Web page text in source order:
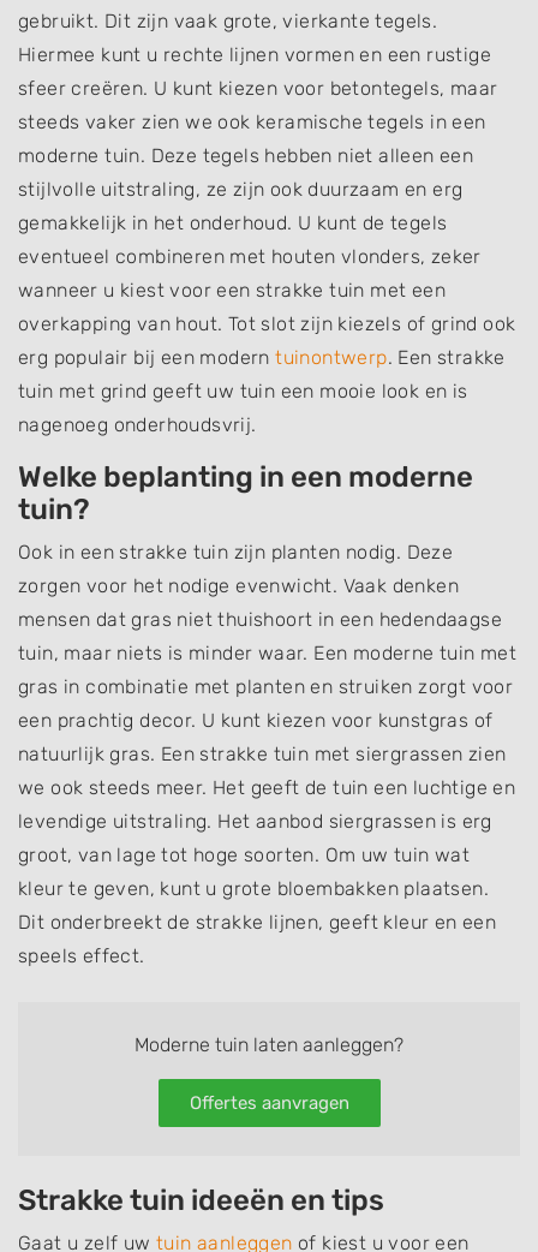
gebruikt. Dit zijn vaak grote, vierkante tegels.
Hiermee kunt u rechte lijnen vormen en een rustige
sfeer creëren. U kunt kiezen voor betontegels, maar
steeds vaker zien we ook keramische tegels in een
moderne tuin. Deze tegels hebben niet alleen een
stijlvolle uitstraling, ze zijn ook duurzaam en erg
gemakkelijk in het onderhoud. U kunt de tegels
eventueel combineren met houten vlonders, zeker
wanneer u kiest voor een strakke tuin met een
overkapping van hout. Tot slot zijn kiezels of grind ook
erg populair bij een moderntuinontwerp. Een strakke
tuin met grind geeft uw tuin een mooie look en is
nagenoeg onderhoudsvrij.
Welke beplanting in een moderne
tuin?
Ook in een strakke tuin zijn planten nodig. Deze
zorgen voor het nodige evenwicht. Vaak denken
mensen dat gras niet thuishoort in een hedendaagse
tuin, maar niets is minder waar. Een moderne tuin met
gras in combinatie met planten en struiken zorgt voor
een prachtig decor. U kunt kiezen voor kunstgras of
natuurlijk gras. Een strakke tuin met siergrassen zien
we ook steeds meer. Het geeft de tuin een luchtige en
levendige uitstraling. Het aanbod siergrassen is erg
groot, van lage tot hoge soorten. Om uw tuin wat
kleur te geven, kunt u grote bloembakken plaatsen.
Dit onderbreekt de strakke lijnen, geeft kleur en een
speels effect.
Moderne tuin laten aanleggen?
Offertes aanvragen
Strakke tuin ideeën en tips
Gaat u zelf uwtuin aanleggen of kiest u voor een